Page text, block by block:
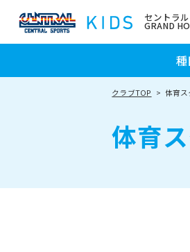
セントラ
GRAND
クラブTOP 体育
体育